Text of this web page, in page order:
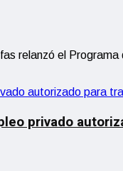
relanzó el
privado